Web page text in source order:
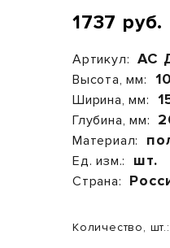
1737 руб.
Артикул: АС
Высота, мм:
Ширина, мм:
Глубина, мм:
Материал:
Ед. изм.: шт.
Страна:
Количество, шт.: